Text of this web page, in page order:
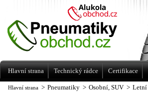
Hlavní strana > Pneumatiky > Osobní, SUV > Letní
Levné pneumatiky letní, zimní, Alu kola
a litá kola Racing Line
Hlavní strana Technický rádce Certifikace